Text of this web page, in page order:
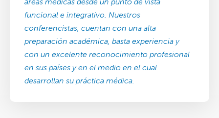
funcional e integrativo. Nuestros
conferencistas, cuentan con una alta
preparación académica, basta experiencia y
con un excelente reconocimiento profesional
en sus países y en el medio en el cual
desarrollan su práctica médica.